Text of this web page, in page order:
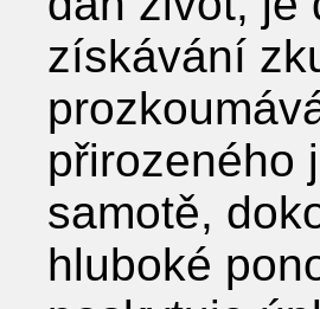
získávání
přirozeného
samotě,
hluboké